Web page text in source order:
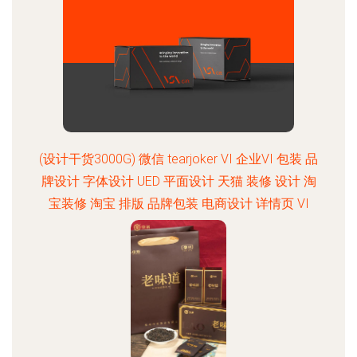
(设计干货3000G) 微信 tearjoker VI 企业VI 包装 品
牌设计 字体设计 UED 平面设计 天猫 装修 设计 淘
宝装修 淘宝 排版 品牌包装 电商设计 详情页 VI
C4D @tearjoker